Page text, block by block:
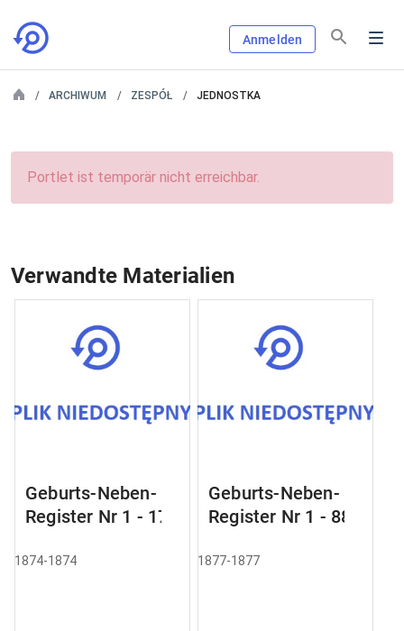
Anmelden
ARCHIWUM ZESPÓŁ JEDNOSTKA
Portlet ist temporär nicht erreichbar.
Verwandte Materialien
Geburts-Neben-
Register Nr 1 - 17
1874-1874
Geburts-Neben-
Register Nr 1 - 88
1877-1877